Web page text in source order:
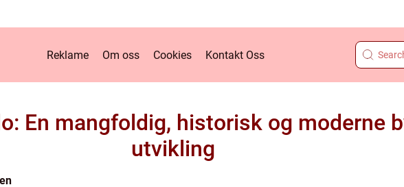
Reklame Om oss Cookies Kontakt Oss
En mangfoldig, historisk og moderne
utvikling